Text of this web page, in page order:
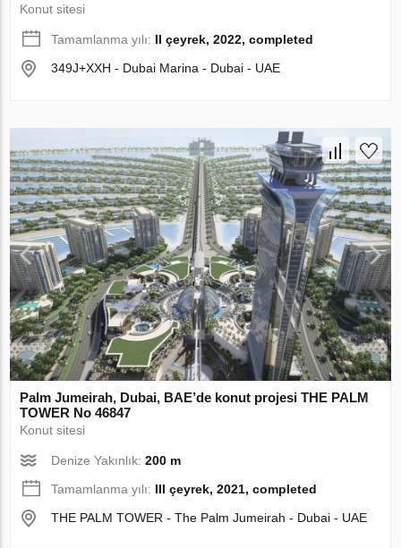
Konut sitesi
Tamamlanma yılı: II çeyrek, 2022, completed
349J+XXH - Dubai Marina - Dubai - UAE
Palm Jumeirah, Dubai, BAE’de konut projesi THE PALM
TOWER No 46847
Konut sitesi
Denize Yakınlık:200 m
Tamamlanma yılı: III çeyrek, 2021, completed
THE PALM TOWER - The Palm Jumeirah - Dubai - UAE